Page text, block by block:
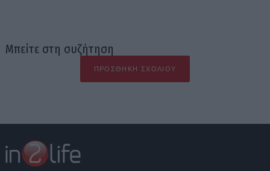
Μπείτε στη συζήτηση
ΠΡΟΣΘΉΚΗ ΣΧΟΛΊΟΥ